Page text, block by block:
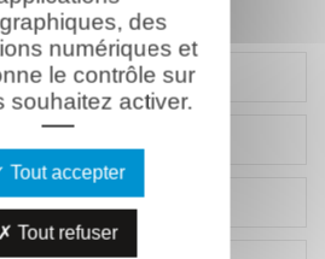
du Mémorial virtuel
ce combattant
ce combattant
des
numériques et
le contrôle sur
souhaitez activer.
Tout accepter
Tout refuser